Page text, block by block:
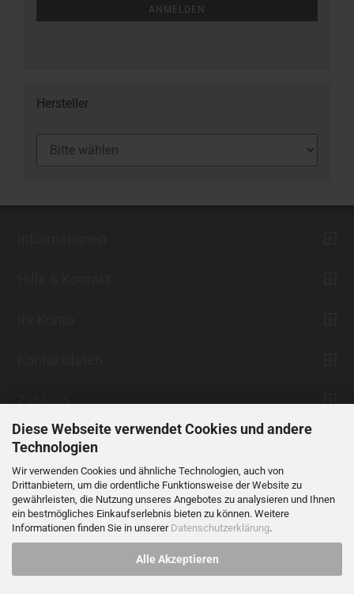
Diese Webseite verwendet Cookies und andere
Technologien
Wir verwenden Cookies und ähnliche Technologien, auch von
Drittanbietern, um die ordentliche Funktionsweise der Website zu
gewährleisten, die Nutzung unseres Angebotes zu analysieren und Ihnen
ein bestmögliches Einkaufserlebnis bieten zu können. Weitere
Informationen finden Sie in unserer Datenschutzerklärung.
Alle Akzeptieren
ANMELDEN
Hersteller
Zahlung
Vertrag widerrufen